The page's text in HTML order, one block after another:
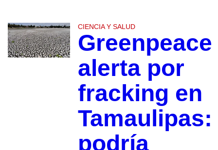
CIENCIA Y SALUD
Greenpeace
alerta por
fracking en
Tamaulipas:
podría